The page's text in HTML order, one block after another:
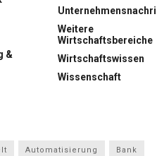
&
Weitere
Wirtschaftsbereiche
Wirtschaftswissen
Wissenschaft
Automatisierung Bank